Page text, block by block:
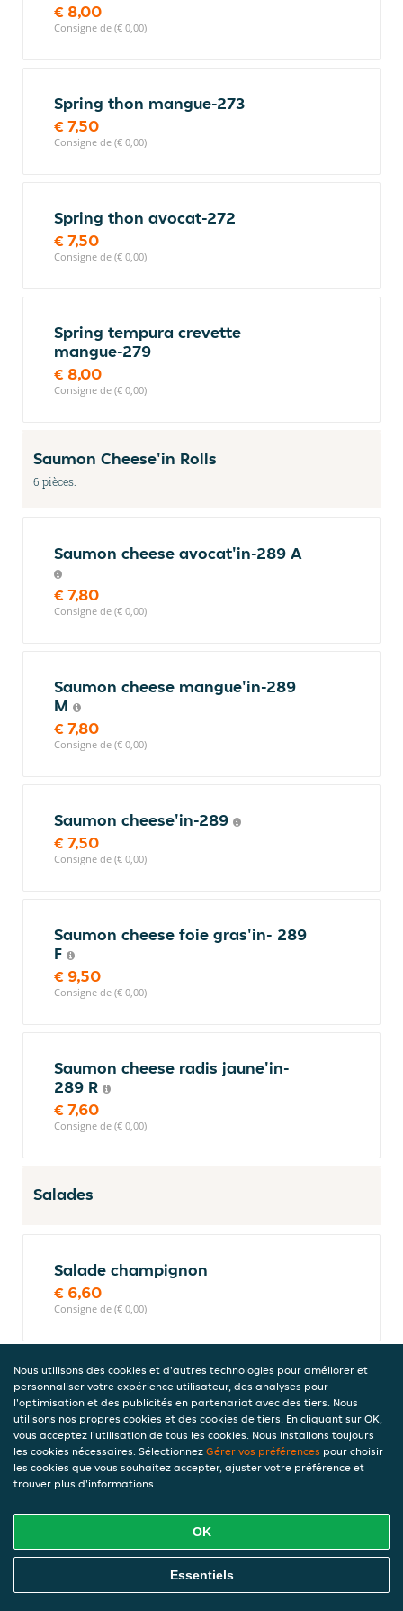
€ 8,00
Consigne de (€ 0,00)
Spring thon mangue-273
€ 7,50
Consigne de (€ 0,00)
Spring thon avocat-272
€ 7,50
Consigne de (€ 0,00)
Spring tempura crevette
mangue-279
€ 8,00
Consigne de (€ 0,00)
Saumon Cheese'in Rolls
6 pièces.
Saumon cheese avocat'in-289 A
€ 7,80
Consigne de (€ 0,00)
Saumon cheese mangue'in-289
M
€ 7,80
Consigne de (€ 0,00)
Saumon cheese'in-289
€ 7,50
Consigne de (€ 0,00)
Saumon cheese foie gras'in- 289
F
€ 9,50
Consigne de (€ 0,00)
Saumon cheese radis jaune'in-
289 R
€ 7,60
Consigne de (€ 0,00)
Salades
Salade champignon
€ 6,60
Consigne de (€ 0,00)
Salade kimchi
€ 4,00
Consigne de (€ 0,00)
€ 4,20
Commandez En Ligne
Nous utilisons des cookies et d'autres technologies pour améliorer et
personnaliser votre expérience utilisateur, des analyses pour
l'optimisation et des publicités en partenariat avec des tiers. Nous
utilisons nos propres cookies et des cookies de tiers. En cliquant sur OK,
vous acceptez l'utilisation de tous les cookies. Nous installons toujours
les cookies nécessaires. Sélectionnez Gérer vos préférences pour choisir
les cookies que vous souhaitez accepter, ajuster votre préférence et
trouver plus d'informations.
OK
Essentiels